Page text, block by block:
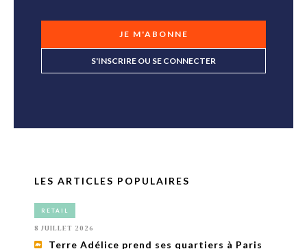
JE M'ABONNE
S'INSCRIRE OU SE CONNECTER
LES ARTICLES POPULAIRES
RETAIL
8 JUILLET 2026
Terre Adélice prend ses quartiers à Paris